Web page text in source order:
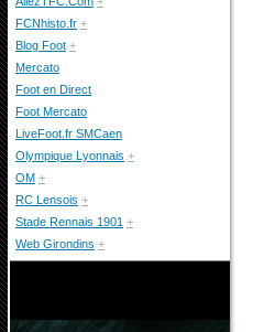
FCNhisto.fr +
Blog Foot +
Mercato
Foot en Direct
Foot Mercato
LiveFoot.fr SMCaen
Olympique Lyonnais +
OM +
RC Lensois +
Stade Rennais 1901 +
Web Girondins +